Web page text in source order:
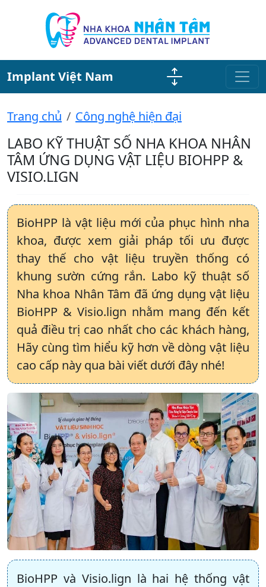
Implant Việt Nam
Trang chủ Công nghệ hiện đại
LABO KỸ THUẬT SỐ NHA KHOA NHÂN
TÂM ỨNG DỤNG VẬT LIỆU BIOHPP &
VISIO.LIGN
BioHPP là vật liệu mới của phục hình nha
khoa, được xem giải pháp tối ưu được
thay thế cho vật liệu truyền thống có
khung sườn cứng rắn. Labo kỹ thuật số
Nha khoa Nhân Tâm đã ứng dụng vật liệu
BioHPP & Visio.lign nhằm mang đến kết
quả điều trị cao nhất cho các khách hàng,
Hãy cùng tìm hiểu kỹ hơn về dòng vật liệu
cao cấp này qua bài viết dưới đây nhé!
BioHPP và Visio.lign là hai hệ thống vật